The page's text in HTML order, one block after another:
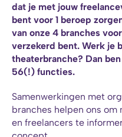
dat je met jouw
bent voor 1 beroep
van onze 4 branches
verzekerd bent. Werk je
theaterbranche? Dan
56(!) functies.
Samenwerkingen met
branches helpen ons
en freelancers te